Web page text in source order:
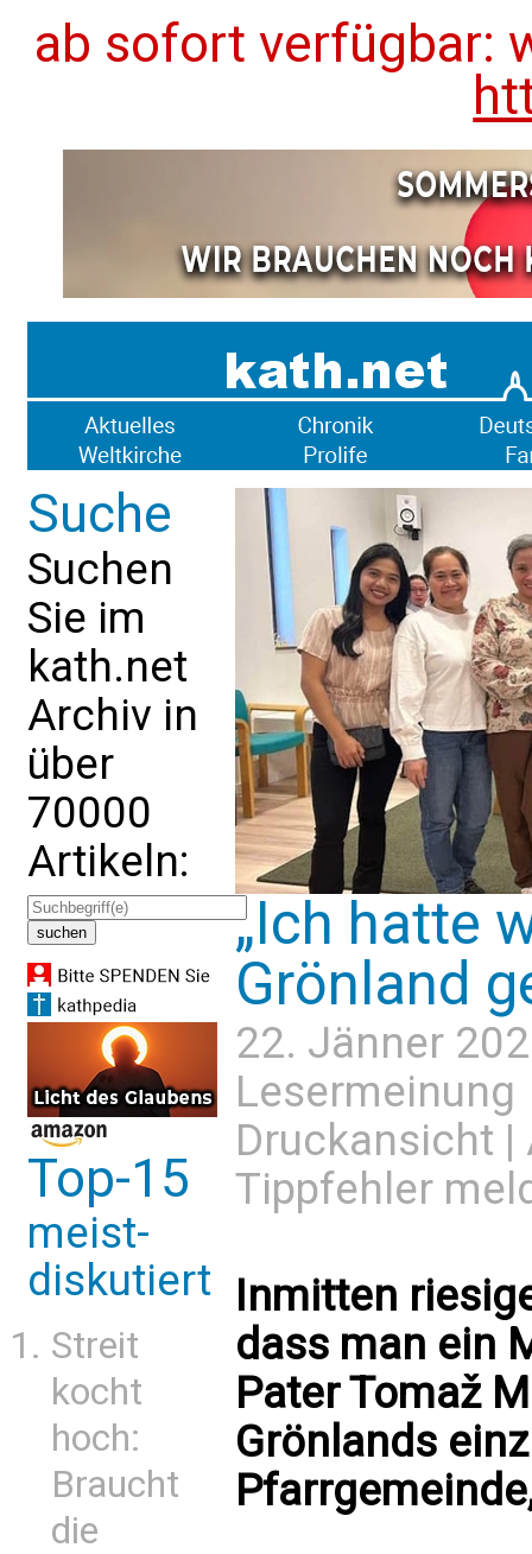
ab sofort verfügbar:
Suche
Suchen
Sie im
kath.net
Archiv in
über
70000
Artikeln:
Top-15
meist-
diskutiert
Streit
kocht
hoch:
Braucht
die
„Ich hatte
Grönland
22. Jänner
Lesermeinung
Druckansicht |
Tippfehler
Inmitten
dass man ein
Pater Tomaž
Grönlands